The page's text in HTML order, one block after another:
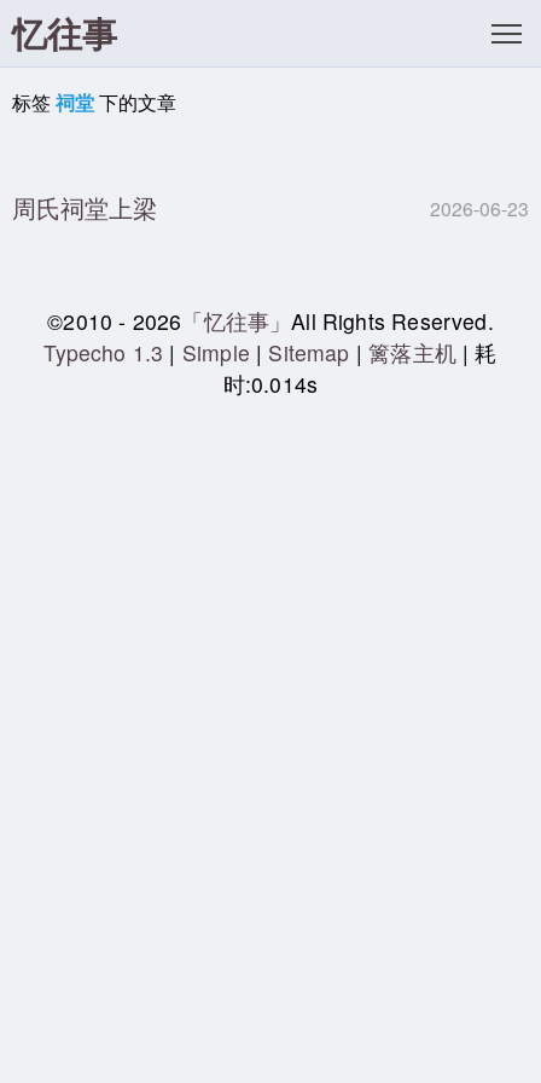
忆往事
标签祠堂下的文章
周氏祠堂上梁 2026-06-23
©2010 - 2026 「忆往事」All Rights Reserved.
Typecho 1.3 | Simple | Sitemap |篱落主机| 耗
时:0.014s